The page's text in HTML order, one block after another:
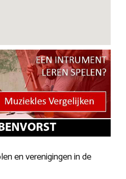
en verenigingen in de